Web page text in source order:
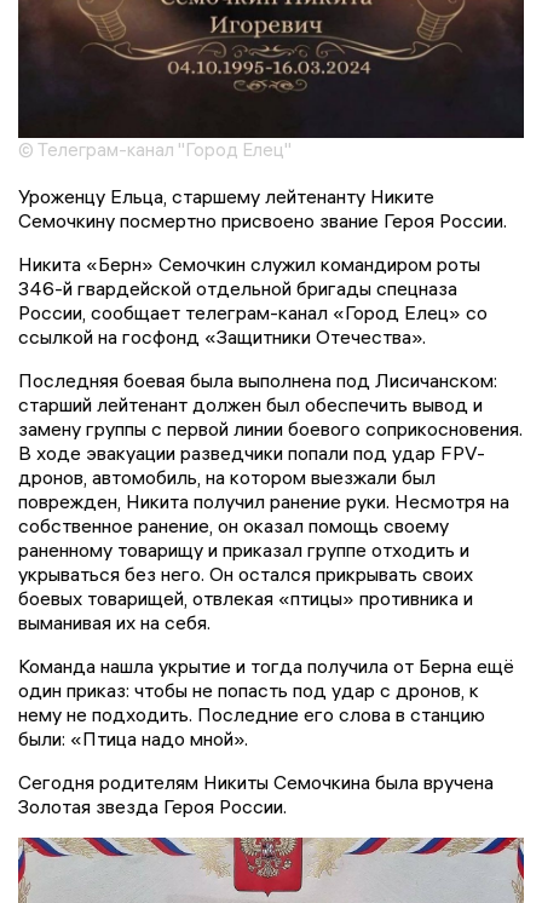
© Телеграм-канал "Город Елец"
Уроженцу Ельца, старшему лейтенанту Никите
Семочкину посмертно присвоено звание Героя России.
Никита «Берн» Семочкин служил командиром роты
346-й гвардейской отдельной бригады спецназа
России, сообщает телеграм-канал «Город Елец» со
ссылкой на госфонд «Защитники Отечества».
Последняя боевая была выполнена под Лисичанском:
старший лейтенант должен был обеспечить вывод и
замену группы с первой линии боевого соприкосновения.
В ходе эвакуации разведчики попали под удар FPV-
дронов, автомобиль, на котором выезжали был
поврежден, Никита получил ранение руки. Несмотря на
собственное ранение, он оказал помощь своему
раненному товарищу и приказал группе отходить и
укрываться без него. Он остался прикрывать своих
боевых товарищей, отвлекая «птицы» противника и
выманивая их на себя.
Команда нашла укрытие и тогда получила от Берна ещё
один приказ: чтобы не попасть под удар с дронов, к
нему не подходить. Последние его слова в станцию
были: «Птица надо мной».
Сегодня родителям Никиты Семочкина была вручена
Золотая звезда Героя России.